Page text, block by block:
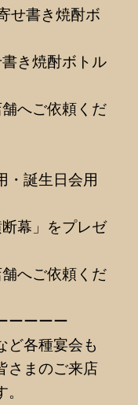
せ書き焼酎ボ
き焼酎ボトル
へご依頼くだ
・誕生日会用
幕」をプレゼ
へご依頼くだ
ーーーー
ど各種宴会も
さまのご来店